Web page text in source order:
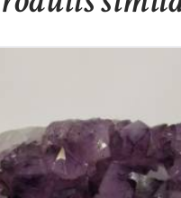
Améthyste du Brésil